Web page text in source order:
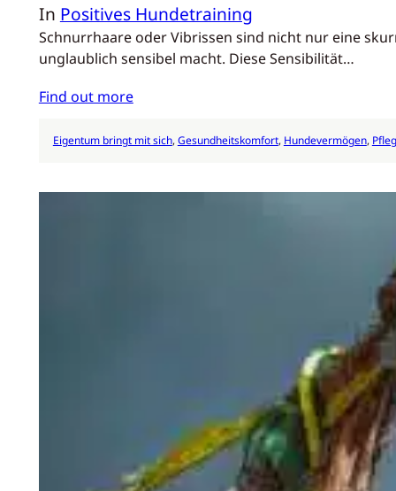
In Positives Hundetraining
Schnurrhaare oder Vibrissen sind nicht nur eine
unglaublich sensibel macht. Diese Sensibilität…
Find out more
Eigentum bringt mit sich, Gesundheitskomfort, Hundevermögen,